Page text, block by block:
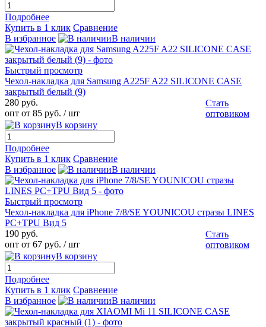
Подробнее
Купить в 1 клик Сравнение
В избранное
В наличии
Быстрый просмотр
Чехол-накладка для Samsung A225F A22 SILICONE CASE
закрытый белый (9)
280 руб.
опт от 85 руб. / шт
Стать
оптовиком
В корзину
Подробнее
Купить в 1 клик Сравнение
В избранное
В наличии
Быстрый просмотр
Чехол-накладка для iPhone 7/8/SE YOUNICOU стразы LINES
PC+TPU Вид 5
190 руб.
опт от 67 руб. / шт
Стать
оптовиком
В корзину
Подробнее
Купить в 1 клик Сравнение
В избранное
В наличии